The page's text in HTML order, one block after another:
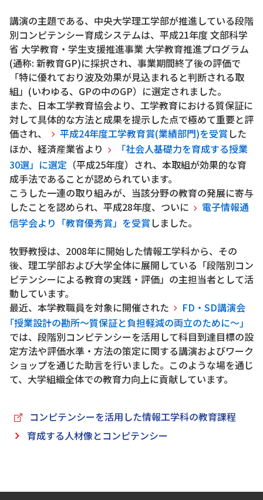
講演の主題である、中央大学理工学部が推進している段階
別コンピテンシー育成システムは、平成21年度 文部科学
省 大学教育・学生支援推進事業 大学教育推進プログラム
(通称: 新教育GP)に採択され、事業期間終了後の評価で
「特に優れており波及効果が見込まれると判断される取
組」(いわゆる、GPの中のGP）に選定されました。
また、日本工学教育協会より、工学教育における質保証に
対して具体的な方法と成果を提示した点で極めて重要と評
価され、
平成24年度工学教育賞(業績部門)を受賞 した
ほか、経済産業省より
「社会人基礎力を育成する授業
30選」に選定 （平成25年度）され、本取組が効果的な育
成手法であることが認められています。
こうした一連の取り組みが、当該分野の教育の発展に寄与
したことを認められ、平成28年度、ついに
電子情報通
信学会より「教育優秀賞」を受賞 しました。
牧野教授は、2008年に開始した情報工学科から、その
後、理工学部および大学全体に展開している「段階別コン
ピテンシーによる教育の実践・評価」の主担当者として活
動しています。
最近、本学教職員を対象に開催された
FD・SD講演会
｢授業設計の勘所～質保証と負担軽減の両立のために～｣
では、段階別コンピテンシーを活用して科目到達目標の設
定方法や評価水準・方法の策定に関する講演およびワーク
ショップを通じた助言を行いました。このような場を通じ
て、大学組織全体での教育力向上に貢献しています。
コンピテンシーを活用した情報工学科の教育課程
育成する人材像とコンピテンシー